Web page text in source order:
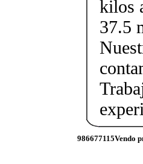
kilos
37.5
986677115Vendo